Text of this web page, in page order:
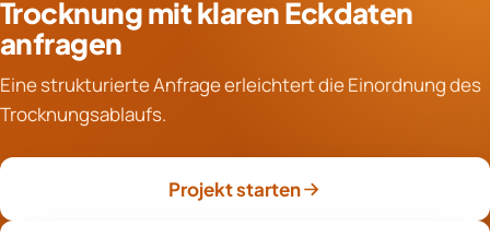
eingerichtet werden, was jedoch die Gesamtdauer
erhöht. Diese Abwägung wird gemeinsam festgelegt.
Anzahl der benötigten Geräte. Auch Nebenarbeiten wie
Bohrungen, Belagsöffnungen und das spätere
Verschließen fließen ein. Die Laufzeit der Anlagen
beeinflusst Strom- und Mietanteile. Nach der
Begutachtung lässt sich der Aufwand transparent und
Trocknung mit klaren Eckdaten
anfragen
Eine strukturierte Anfrage erleichtert die Einordnung des
Trocknungsablaufs.
Projekt starten